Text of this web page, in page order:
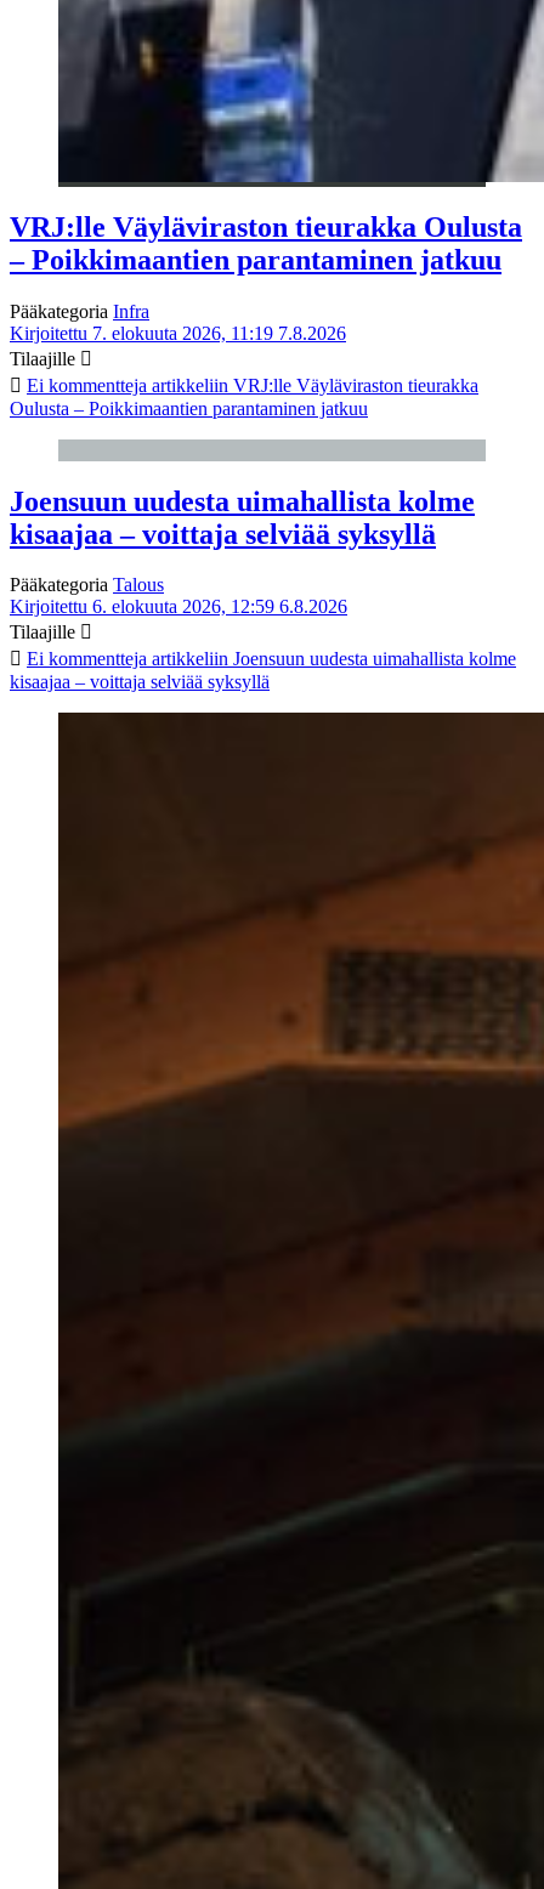
VRJ:lle Väyläviraston tieurakka Oulusta
– Poikkimaantien parantaminen jatkuu
Pääkategoria Infra
Kirjoitettu 7. elokuuta 2026, 11:19 7.8.2026
Tilaajille
Ei kommentteja artikkeliin VRJ:lle Väyläviraston tieurakka
Oulusta – Poikkimaantien parantaminen jatkuu
Joensuun uudesta uimahallista kolme
kisaajaa – voittaja selviää syksyllä
Pääkategoria Talous
Kirjoitettu 6. elokuuta 2026, 12:59 6.8.2026
Tilaajille
Ei kommentteja artikkeliin Joensuun uudesta uimahallista kolme
kisaajaa – voittaja selviää syksyllä